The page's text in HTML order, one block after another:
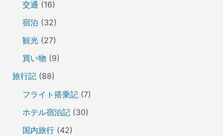
交通 (16)
宿泊 (32)
観光(27)
買い物 (9)
旅行記(88)
フライト搭乗記(7)
ホテル宿泊記(30)
国内旅行(42)